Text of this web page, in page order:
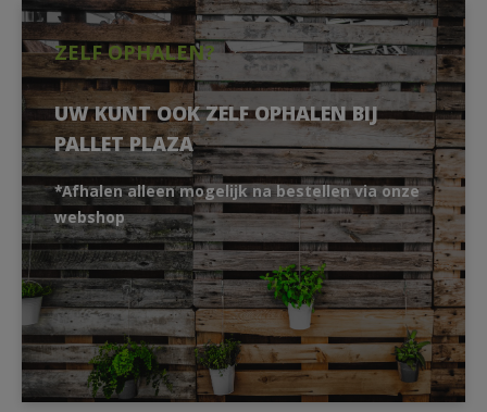
ZELF OPHALEN?
UW KUNT OOK ZELF OPHALEN BIJ
PALLET PLAZA
*Afhalen alleen mogelijk na bestellen via onze
webshop